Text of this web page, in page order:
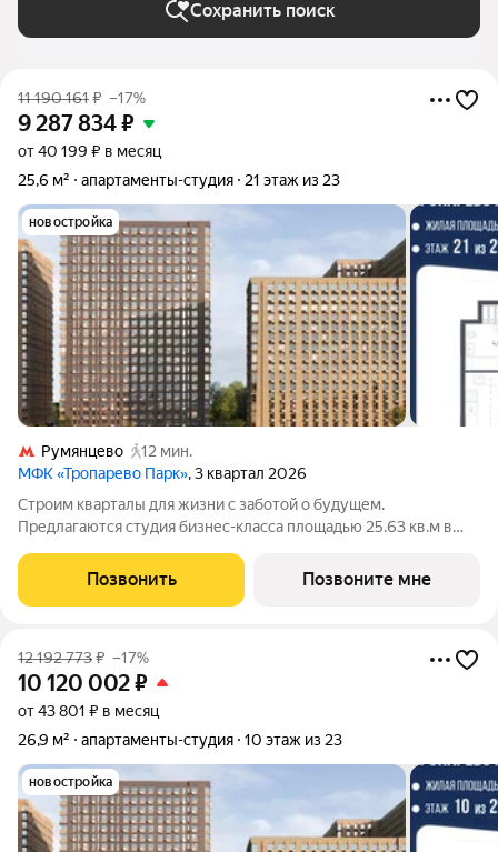
Сохранить поиск
11 190 161₽ –17%
9 287 834₽
от 40 199 ₽ в месяц
25,6 м²
апартаменты-студия 21 этаж из 23
новостройка
Румянцево
12 мин.
МФК «Тропарево Парк», 3 квартал 2026
Строим кварталы для жизни с заботой о будущем.
Предлагаются студия бизнес-класса площадью 25.63 кв.м в
комплексе "Тропарево Парк".Проект строится полностью с
отделкой, которая включает ламинат, обои
Позвонить Позвоните мне
12 192 773₽ –17%
10 120 002₽
от 43 801 ₽ в месяц
26,9 м²
апартаменты-студия 10 этаж из 23
новостройка